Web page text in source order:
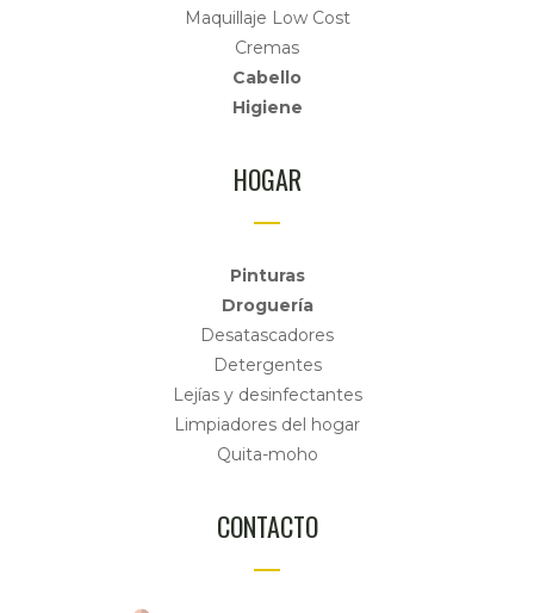
Maquillaje Low Cost
Cremas
Cabello
Higiene
HOGAR
Pinturas
Droguería
Desatascadores
Detergentes
Lejías y desinfectantes
Limpiadores del hogar
Quita-moho
CONTACTO